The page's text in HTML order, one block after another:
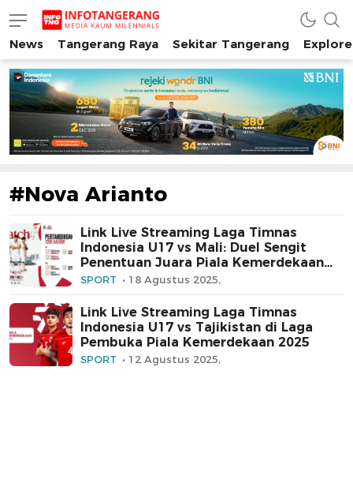
INFO TANGERANG
Media Kaum Millenials Tangerang Raya
News Tangerang Raya Sekitar Tangerang
#Nova Arianto
Link Live Streaming Laga Timnas
Indonesia U17 vs Mali: Duel Sengit
Penentuan Juara Piala Kemerdekaan
2025
SPORT 18 Agustus 2025,
Link Live Streaming Laga Timnas
Indonesia U17 vs Tajikistan di Laga
Pembuka Piala Kemerdekaan 2025
SPORT 12 Agustus 2025,